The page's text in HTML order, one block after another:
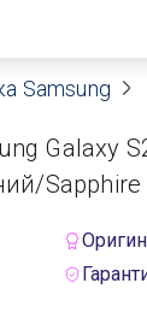
Samsung
Galaxy
Sapphire